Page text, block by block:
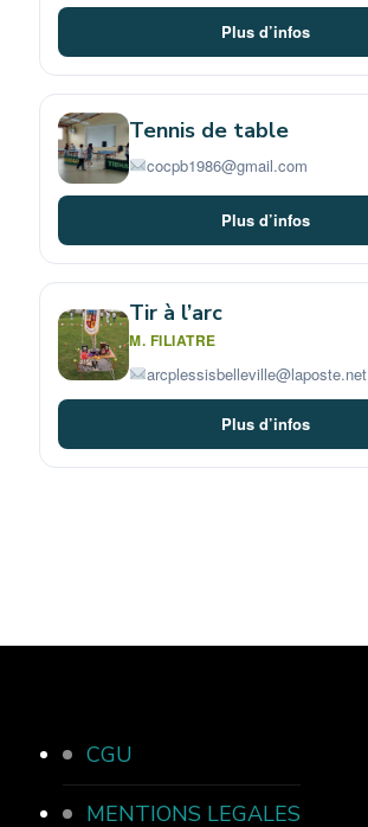
Plus d’infos
Tennis de table
cocpb1986@gmail.com
Plus d’infos
Tir à l’arc
M. FILIATRE
arcplessisbelleville@laposte.net
Plus d’infos
CGU
MENTIONS LEGALES